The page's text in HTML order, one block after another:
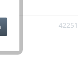
42251